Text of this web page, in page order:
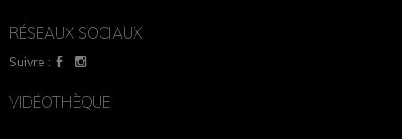
RÉSEAUX SOCIAUX
Suivre :
VIDÉOTHÈQUE